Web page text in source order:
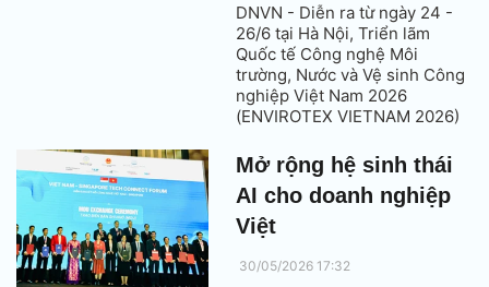
DNVN - Diễn ra từ ngày 24 -
26/6 tại Hà Nội, Triển lãm
Quốc tế Công nghệ Môi
trường, Nước và Vệ sinh Công
nghiệp Việt Nam 2026
(ENVIROTEX VIETNAM 2026)
nối hiệu quả giữa doanh
nghiệp, nhà đầu tư, cơ quan
quản lý và các tổ chức nghiên
cứu trong lĩnh vực môi trường
tại Việt Nam và khu vực.
Mở rộng hệ sinh thái
AI cho doanh nghiệp
Việt
30/05/2026 17:32